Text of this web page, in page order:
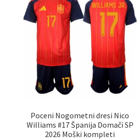
lahko
izberete
na
strani
izdelka
Poceni Nogometni dresi Nico
Williams #17 Španija Domači SP
2026 Moški kompleti